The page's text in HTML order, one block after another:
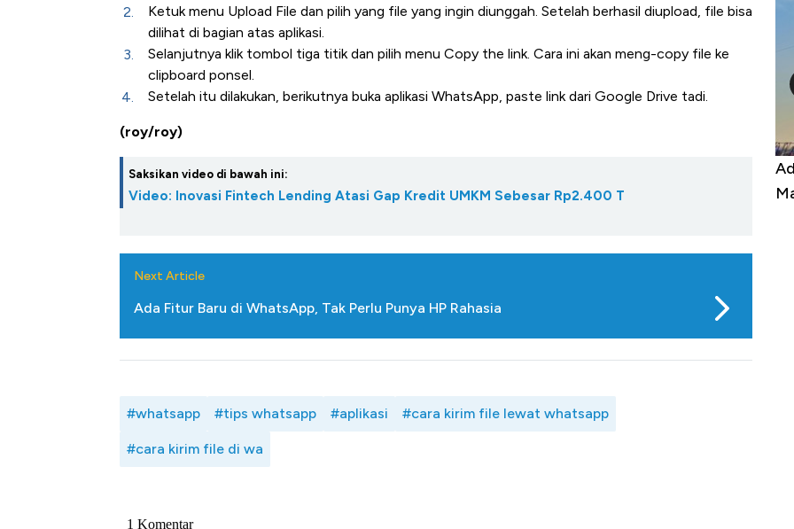
Ketuk menu Upload File dan pilih yang file yang ingin diunggah. Setelah berhasil diupload, file bisa
dilihat di bagian atas aplikasi.
Selanjutnya klik tombol tiga titik dan pilih menu Copy the link. Cara ini akan meng-copy file ke
clipboard ponsel.
Setelah itu dilakukan, berikutnya buka aplikasi WhatsApp, paste link dari Google Drive tadi.
(roy/roy)
Saksikan video di bawah ini:
Video: Inovasi Fintech Lending Atasi Gap Kredit UMKM Sebesar Rp2.400 T
Next Article
Ada Fitur Baru di WhatsApp, Tak Perlu Punya HP Rahasia
#whatsapp #tips whatsapp #aplikasi #cara kirim file lewat whatsapp
#cara kirim file di wa
Kongo Tutup Keran Ekspor, Harga
Tembaga Terbang ke Zona Berbahaya
Adu Panas Kinerja Emiten
Mana yang Cuannya Paling